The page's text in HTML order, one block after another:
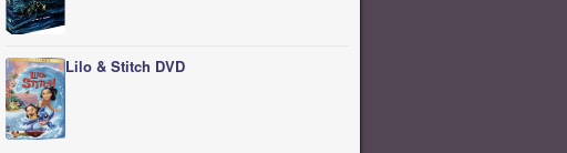
Lilo & Stitch DVD